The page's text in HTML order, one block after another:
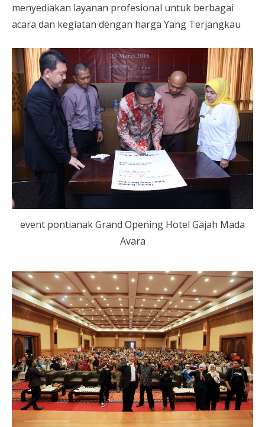
menyediakan layanan profesional untuk berbagai
acara dan kegiatan dengan harga Yang Terjangkau
event pontianak Grand Opening Hotel Gajah Mada
Avara